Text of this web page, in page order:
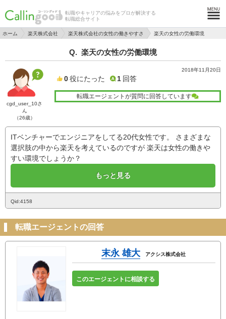
転職やキャリアの悩みをプロが解決する
転職総合サイト
ホーム 楽天株式会社 楽天株式会社の女性の働きやすさ 楽天の女性の労働環境
楽天の女性の労働環境
cgd_user_10さ
ん
（26歳）
2018年11月20日
0 役にたった 1 回答
転職エージェントが質問に回答しています
ITベンチャーでエンジニアをしてる20代女性です。 さまざまな
選択肢の中から楽天を考えているのですが 楽天は女性の働きや
すい環境でしょうか？
もっと見る
Qid:4158
転職エージェントの回答
末永 雄大 アクシス株式会社
このエージェントに相談する